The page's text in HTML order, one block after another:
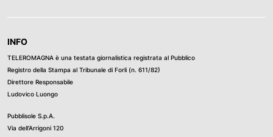
INFO
TELEROMAGNA è una testata giornalistica registrata al Pubblico
Registro della Stampa al Tribunale di Forli (n. 611/82)
Direttore Responsabile
Ludovico Luongo
Pubblisole S.p.A.
Via dell’Arrigoni 120